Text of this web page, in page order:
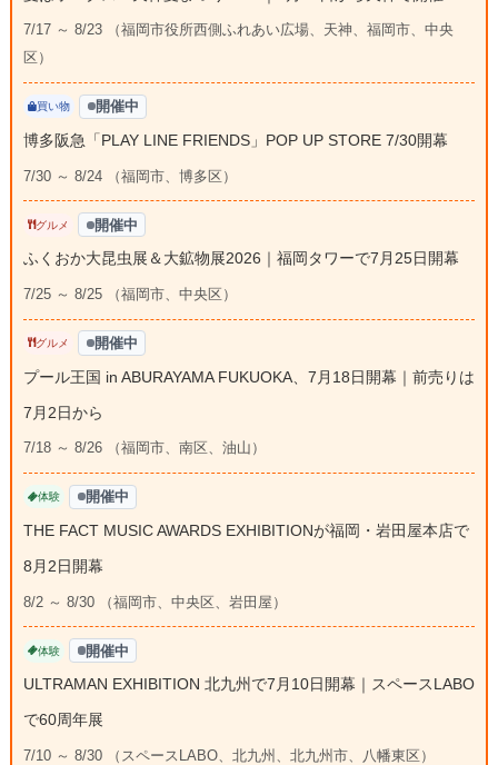
7/17 ～ 8/23 （福岡市役所西側ふれあい広場、天神、福岡市、中央
区）
買い物 開催中
博多阪急「PLAY LINE FRIENDS」POP UP STORE 7/30開幕
7/30 ～ 8/24 （福岡市、博多区）
グルメ 開催中
ふくおか大昆虫展＆大鉱物展2026｜福岡タワーで7月25日開幕
7/25 ～ 8/25 （福岡市、中央区）
グルメ 開催中
プール王国 in ABURAYAMA FUKUOKA、7月18日開幕｜前売りは
7月2日から
7/18 ～ 8/26 （福岡市、南区、油山）
体験 開催中
THE FACT MUSIC AWARDS EXHIBITIONが福岡・岩田屋本店で
8月2日開幕
8/2 ～ 8/30 （福岡市、中央区、岩田屋）
体験 開催中
ULTRAMAN EXHIBITION 北九州で7月10日開幕｜スペースLABO
で60周年展
7/10 ～ 8/30 （スペースLABO、北九州、北九州市、八幡東区）